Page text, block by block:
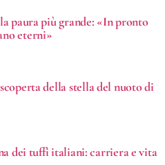
paura più grande: «In pronto
eterni»
della stella del nuoto di
dei tuffi italiani: carriera e vita